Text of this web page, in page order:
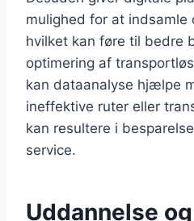
mulighed for at indsamle
hvilket kan føre til bedre
optimering af
kan dataanalyse hjælpe
ineffektive ruter eller
kan resultere i
service.
Uddannelse og